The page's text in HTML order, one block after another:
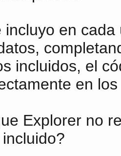
incluyo en
incluidos, el
en
Explorer no